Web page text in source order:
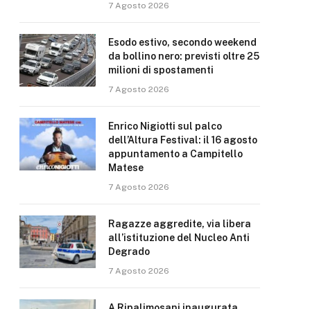
7 Agosto 2026
Esodo estivo, secondo weekend
da bollino nero: previsti oltre 25
milioni di spostamenti
7 Agosto 2026
Enrico Nigiotti sul palco
dell’Altura Festival: il 16 agosto
appuntamento a Campitello
Matese
7 Agosto 2026
Ragazze aggredite, via libera
all’istituzione del Nucleo Anti
Degrado
7 Agosto 2026